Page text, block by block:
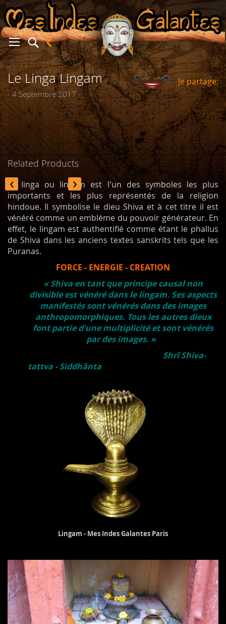
Le Linga Lingam
- 4 Septembre 2017 -
Je partage:
Related Products
‹ ›
Le linga ou lingam est l'un des symboles les plus
importants et les plus représentés de la religion
hindoue. Il symbolise le dieu Shiva et à cet titre il est
vénéré comme un emblème du pouvoir générateur. En
effet, le lingam est authentifié comme étant le phallus
de Shiva dans les anciens textes sanskrits tels que les
Puranas.
FORCE - ENERGIE - CREATION
« Shiva en tant que principe causal non
divisible est vénéré dans le lingam. Ses aspects
manifestés sont vénérés dans des images
anthropomorphiques. Tous les autres dieux
font partie d'une multiplicité et sont vénérés
par des images. »
Shrî Shiva-
tattva - Siddhânta
Lingam - Mes Indes Galantes Paris